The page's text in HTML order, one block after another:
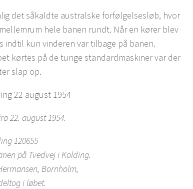
det såkaldte australske forfølgelsesløb, hvor
hele banen rundt. Når en kører blev
kun vinderen var tilbage på banen.
kørtes på de tunge standardmaskiner var der
slap op.
22. august 1954.
på Tvedvej i Kolding.
Bornholm,
i løbet.